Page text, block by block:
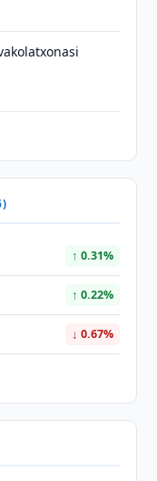
↑ 0.31%
↑ 0.22%
↓ 0.67%